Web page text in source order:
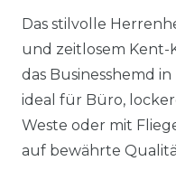
Das stilvolle
und zeitlosem Kent-
das Businesshemd
ideal für Büro,
Weste oder mit
auf bewährte